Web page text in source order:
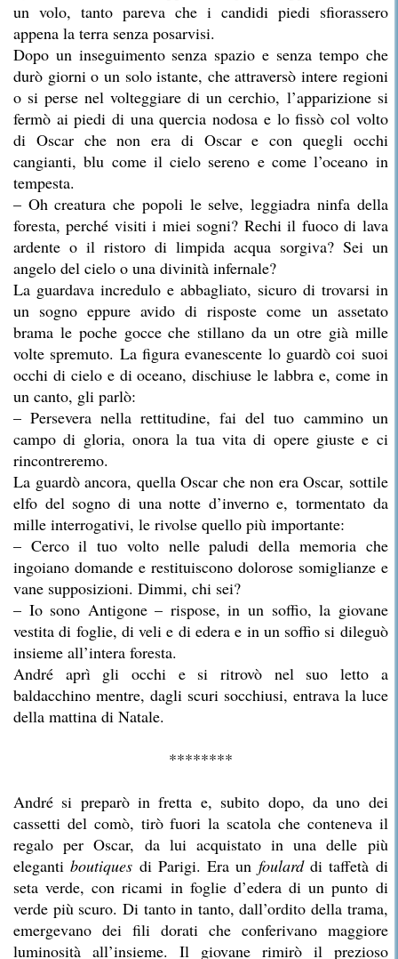
un volo, tanto pareva che i candidi piedi sfiorassero
appena la terra senza posarvisi.
Dopo un inseguimento senza spazio e senza tempo che
durò giorni o un solo istante, che attraversò intere regioni
o si perse nel volteggiare di un cerchio, l’apparizione si
fermò ai piedi di una quercia nodosa e lo fissò col volto
di Oscar che non era di Oscar e con quegli occhi
cangianti, blu come il cielo sereno e come l’oceano in
tempesta.
– Oh creatura che popoli le selve, leggiadra ninfa della
foresta, perché visiti i miei sogni? Rechi il fuoco di lava
ardente o il ristoro di limpida acqua sorgiva? Sei un
angelo del cielo o una divinità infernale?
La guardava incredulo e abbagliato, sicuro di trovarsi in
un sogno eppure avido di risposte come un assetato
brama le poche gocce che stillano da un otre già mille
volte spremuto. La figura evanescente lo guardò coi suoi
occhi di cielo e di oceano, dischiuse le labbra e, come in
un canto, gli parlò:
– Persevera nella rettitudine, fai del tuo cammino un
campo di gloria, onora la tua vita di opere giuste e ci
rincontreremo.
La guardò ancora, quella Oscar che non era Oscar, sottile
elfo del sogno di una notte d’inverno e, tormentato da
mille interrogativi, le rivolse quello più importante:
– Cerco il tuo volto nelle paludi della memoria che
ingoiano domande e restituiscono dolorose somiglianze e
vane supposizioni. Dimmi, chi sei?
– Io sono Antigone – rispose, in un soffio, la giovane
vestita di foglie, di veli e di edera e in un soffio si dileguò
insieme all’intera foresta.
André aprì gli occhi e si ritrovò nel suo letto a
baldacchino mentre, dagli scuri socchiusi, entrava la luce
della mattina di Natale.
********
André si preparò in fretta e, subito dopo, da uno dei
cassetti del comò, tirò fuori la scatola che conteneva il
regalo per Oscar, da lui acquistato in una delle più
elegantiboutiques di Parigi. Era un foularddi taffetà di
seta verde, con ricami in foglie d’edera di un punto di
verde più scuro. Di tanto in tanto, dall’ordito della trama,
emergevano dei fili dorati che conferivano maggiore
luminosità all’insieme. Il giovane rimirò il prezioso